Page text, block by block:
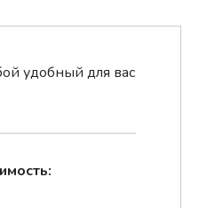
удобный для вас